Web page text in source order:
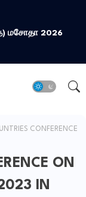
மசோதா 2026
CONFERENCE
ON
IN